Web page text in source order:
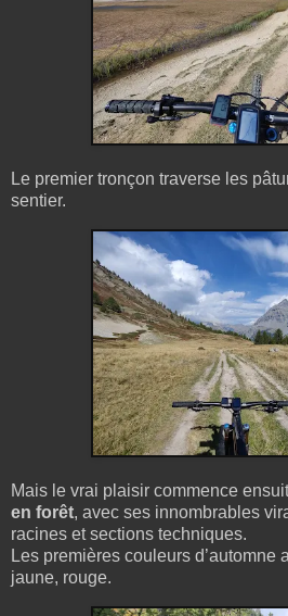
Le premier tronçon traverse les
sentier.
Mais le vrai plaisir commence
en forêt, avec ses innombrables
racines et sections techniques.
Les premières couleurs d’automne
jaune, rouge.